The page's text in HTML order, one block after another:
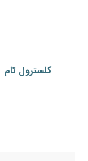
کلسترول تام